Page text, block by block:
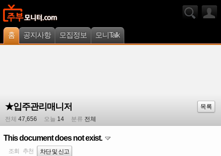
홈 공지사항 모집정보 모니Talk
★입주관리매니저
목록
전체 47,656 오늘 14 분류 전체
This document does not exist.
조회 추천 차단 및 신고